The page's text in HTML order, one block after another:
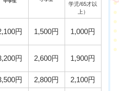
学児/65才以
上）
円 1,500円 1,000円
円 2,600円 1,900円
円 2,800円
2,100円